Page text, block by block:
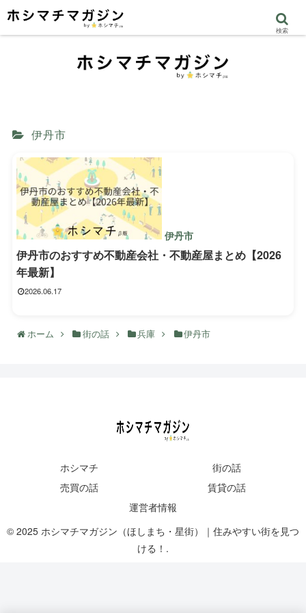
伊丹市
伊丹市
伊丹市のおすすめ不動産会社・不動産屋まとめ【2026
年最新】
2026.06.17
ホーム 街の話 兵庫 伊丹市
ホシマチ
街の話
売買の話
賃貸の話
運営者情報
© 2025 ホシマチマガジン（ほしまち・星街）｜住みやすい街を見つ
ける！.
検索